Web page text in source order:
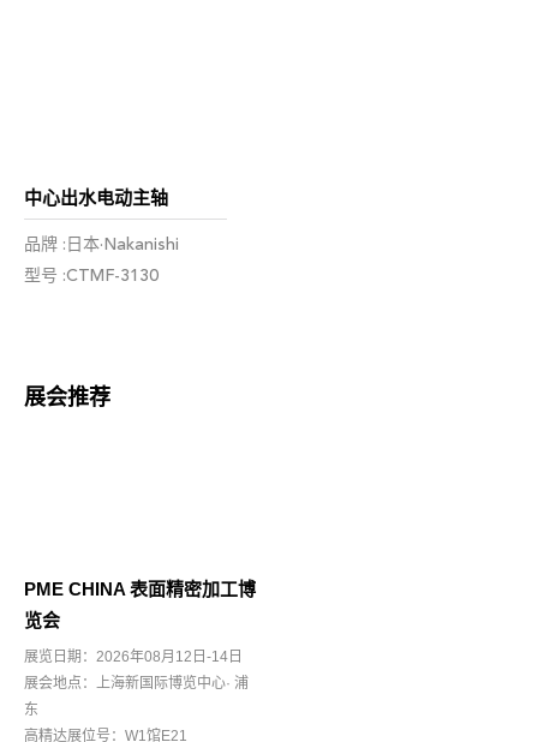
中心出水电动主轴
品牌 :日本·Nakanishi
型号 :CTMF-3130
展会推荐
PME CHINA 表面精密加工博
览会
展览日期：2026年08月12日-14日
展会地点：上海新国际博览中心· 浦
东
高精达展位号：W1馆E21